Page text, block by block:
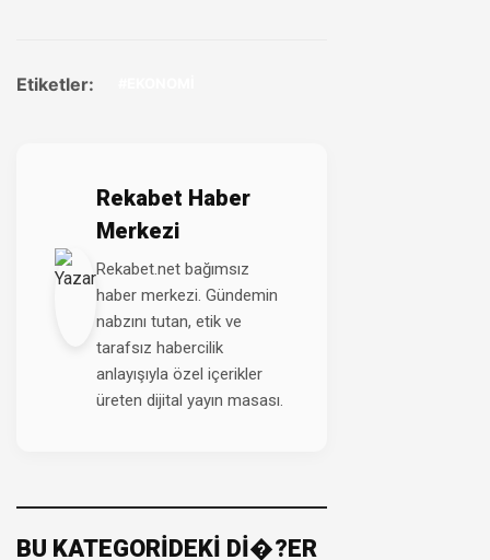
Etiketler:
Rekabet Haber
Merkezi
Rekabet.net bağımsız
haber merkezi. Gündemin
nabzını tutan, etik ve
tarafsız habercilik
anlayışıyla özel içerikler
üreten dijital yayın masası.
BU KATEGORİDEKİ Dİ�?ER